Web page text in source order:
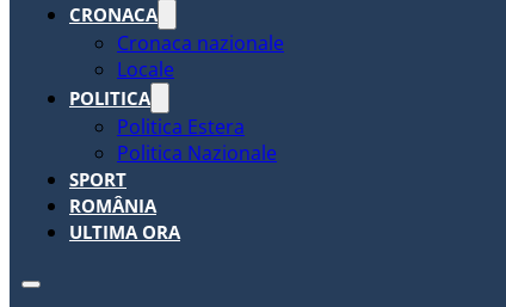
CRONACA
Cronaca nazionale
Locale
POLITICA
Politica Estera
Politica Nazionale
SPORT
ROMÂNIA
ULTIMA ORA